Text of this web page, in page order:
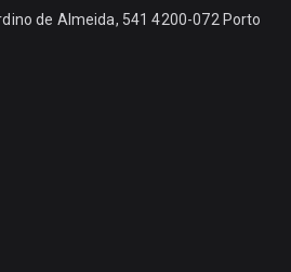
de Almeida, 541 4200-072 Porto